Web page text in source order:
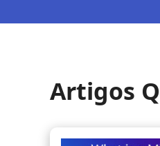
Artigos